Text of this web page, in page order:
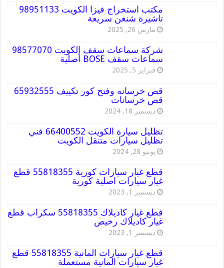
مكتب استخراج فيزا الكويت 98951133
تاشيرة شنغن سريعة
مارس 26, 2025
شركة سماعات سقف الكويت 98577070
سماعات سقف BOSE أصلية
فبراير 5, 2025
قص خرسانه وفتح كور تكييف 65932555
قص خرسانات
ديسمبر 18, 2024
تظليل سيارة الكويت 66400552 فني
تظليل سيارات متنقل الكويت
يونيو 28, 2024
قطع غيار سيارات كورية 55818355 قطع
غيار سيارات اصلية كورية
ديسمبر 1, 2023
قطع غيار كاديلاك 55818355 سكراب قطع
غيار كاديلاك رخيص
ديسمبر 1, 2023
قطع غيار سيارات المانية 55818355 قطع
غيار سيارات المانية مستعملة